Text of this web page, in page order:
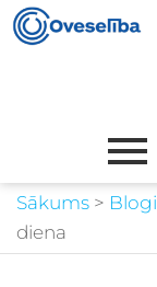
Sākums > Blogi
diena